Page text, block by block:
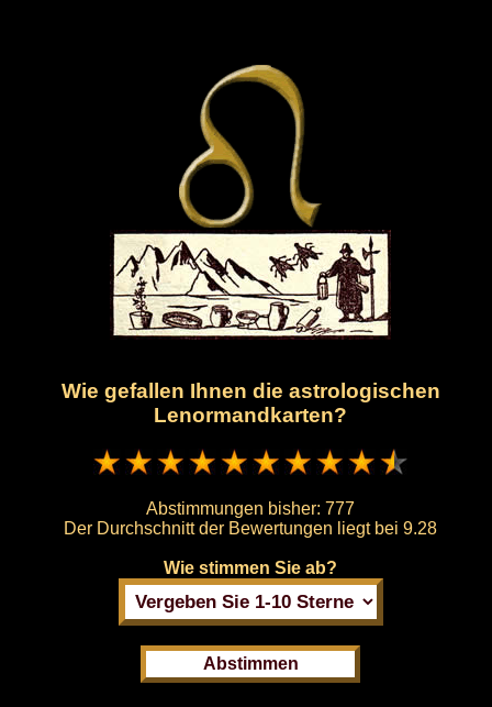
Wie gefallen Ihnen die astrologischen
Lenormandkarten?
Abstimmungen bisher: 777
Der Durchschnitt der Bewertungen liegt bei 9.28
Wie stimmen Sie ab?